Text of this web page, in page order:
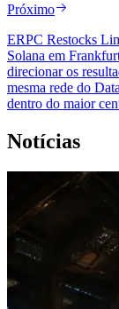
Próximo
ERPC Restocks
Solana em
direcionar os
mesma rede do
dentro do maior
Notícias